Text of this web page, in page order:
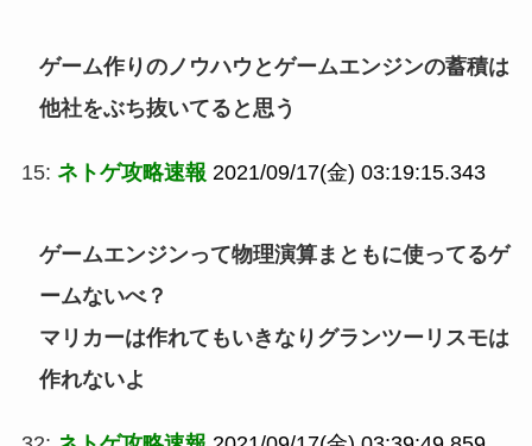
ゲーム作りのノウハウとゲームエンジンの蓄積は
他社をぶち抜いてると思う
15: ネトゲ攻略速報 2021/09/17(金) 03:19:15.343
ゲームエンジンって物理演算まともに使ってるゲ
ームないべ？
マリカーは作れてもいきなりグランツーリスモは
作れないよ